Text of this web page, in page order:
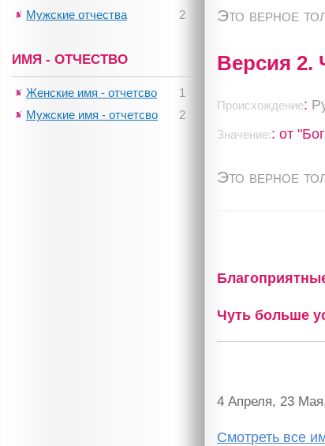
Это верное
Версия 2.
Происхождение:
Значение:: от
Это верное
Чуть больше
4 Апреля, 23
Смотреть все
2
Мужские отчества
ИМЯ - ОТЧЕСТВО
1
Женские имя - отчетсво
2
Мужские имя - отчетсво